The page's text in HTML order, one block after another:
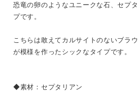
恐竜の卵のようなユニークな石、セプ
プです。
こちらは敢えてカルサイトのないブラ
が模様を作ったシックなタイプです。
◆素材：セプタリアン